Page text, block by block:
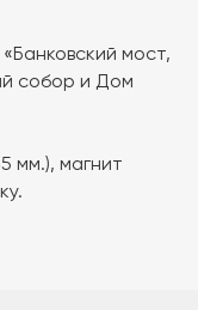
мост,
собор и Дом
мм.), магнит